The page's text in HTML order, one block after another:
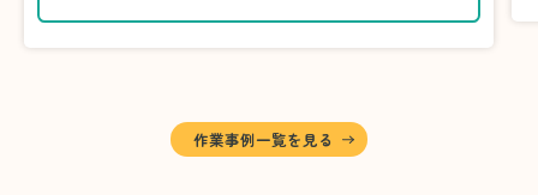
に仕分けしました。
A様から「手際よく進めてくれて助かりまし
作業事例一覧を見る